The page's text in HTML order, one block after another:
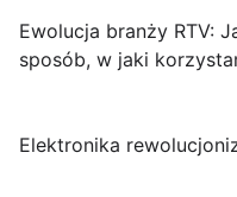
Ewolucja branży RTV:
sposób, w jaki
Elektronika